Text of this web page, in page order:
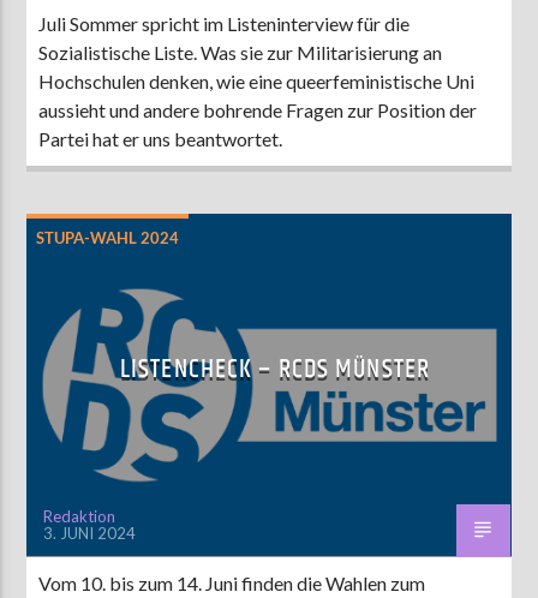
Juli Sommer spricht im Listeninterview für die
Sozialistische Liste. Was sie zur Militarisierung an
Hochschulen denken, wie eine queerfeministische Uni
aussieht und andere bohrende Fragen zur Position der
Partei hat er uns beantwortet.
STUPA-WAHL 2024
LISTENCHECK – RCDS MÜNSTER
Redaktion
3. JUNI 2024
Vom 10. bis zum 14. Juni finden die Wahlen zum